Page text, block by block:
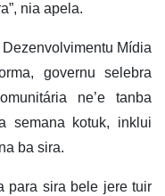
nia apela.
Mídia
governu selebra
ne’e tanba
semana kotuk, inklui
ba sira.
para sira bele jere tuir